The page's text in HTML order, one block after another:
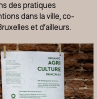
des pratiques
dans la ville, co-
et d’ailleurs.